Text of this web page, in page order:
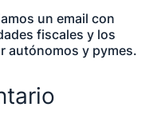
un email con
fiscales y los
autónomos y pymes.